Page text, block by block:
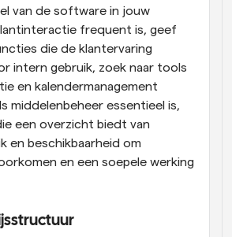
van de software in jouw
frequent is, geef
die de klantervaring
intern gebruik, zoek naar tools
en kalendermanagement
middelenbeheer essentieel is,
een overzicht biedt van
en beschikbaarheid om
en een soepele werking